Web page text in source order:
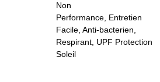
Non
Performance, Entretien
Facile, Anti-bacterien,
Respirant, UPF Protection
Soleil